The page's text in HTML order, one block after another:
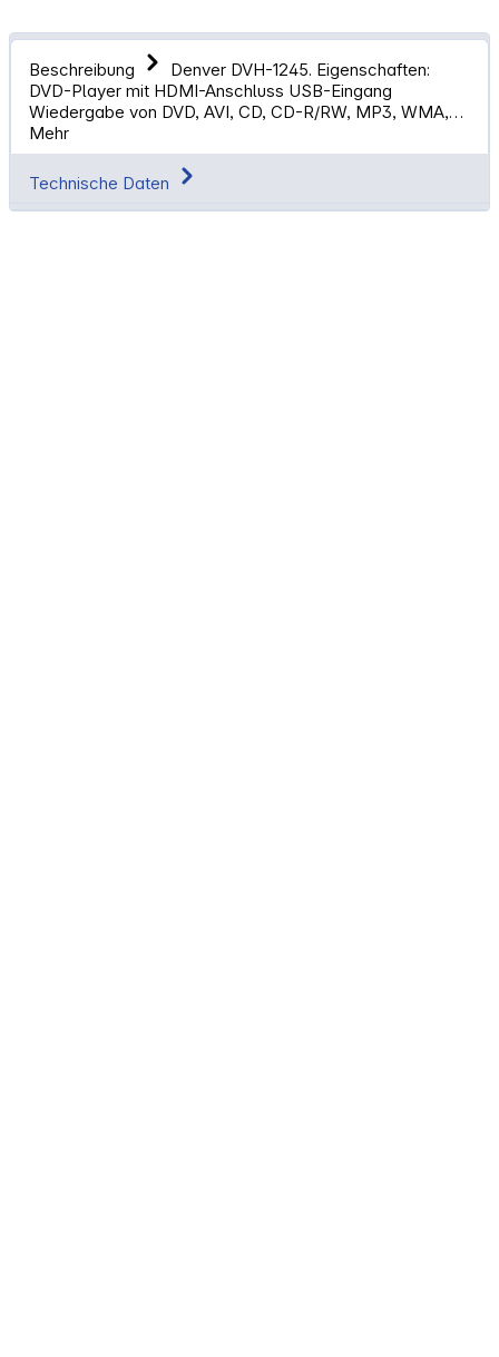
Beschreibung
Denver DVH-1245. Eigenschaften:
DVD-Player mit HDMI-Anschluss USB-Eingang
Wiedergabe von DVD, AVI, CD, CD-R/RW, MP3, WMA,…
Mehr
Technische Daten